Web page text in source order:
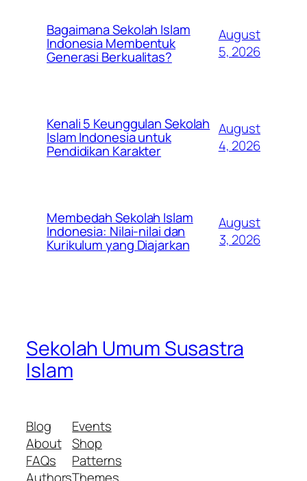
Bagaimana Sekolah Islam
Indonesia Membentuk
Generasi Berkualitas?
August
5, 2026
Kenali 5 Keunggulan Sekolah
Islam Indonesia untuk
Pendidikan Karakter
August
4, 2026
Membedah Sekolah Islam
Indonesia: Nilai-nilai dan
Kurikulum yang Diajarkan
August
3, 2026
Sekolah Umum Susastra
Islam
Blog
About
FAQs
Events
Shop
Patterns